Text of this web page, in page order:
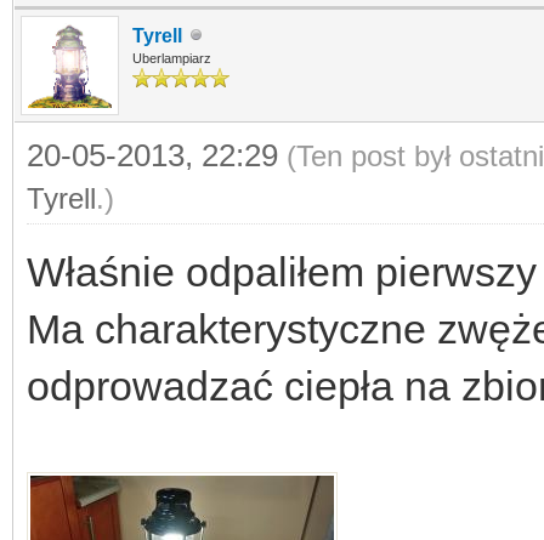
Tyrell
Uberlampiarz
20-05-2013, 22:29 (Ten post był
Tyrell.)
Właśnie odpaliłem
Ma charakterystyczne
odprowadzać ciepła na